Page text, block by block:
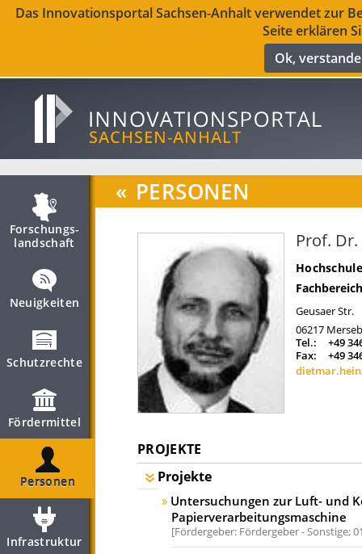
Das Innovationsportal Sachsen-Anhalt verwendet zur
Seite erklären
Ok,
Forschungs­
landschaft
Neuigkeiten
Schutzrechte
Fördermittel
Personen
Infrastruktur
« PERSONEN
Prof.
Geusaer Str.
06217
Tel.:
+49
Fax:
+49
PROJEKTE
Projekte
Untersuchungen zur Luft- und
Papierverarbeitungsmaschine
Fördergeber: Fördergeber - Sonstige;